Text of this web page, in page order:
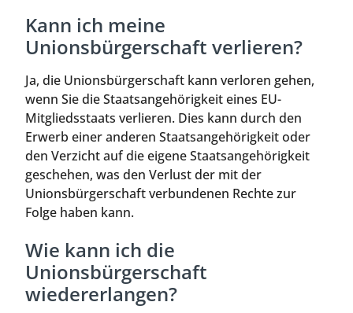
Kann ich meine
Unionsbürgerschaft verlieren?
Ja, die Unionsbürgerschaft kann verloren gehen,
wenn Sie die Staatsangehörigkeit eines EU-
Mitgliedsstaats verlieren. Dies kann durch den
Erwerb einer anderen Staatsangehörigkeit oder
den Verzicht auf die eigene Staatsangehörigkeit
geschehen, was den Verlust der mit der
Unionsbürgerschaft verbundenen Rechte zur
Folge haben kann.
Wie kann ich die
Unionsbürgerschaft
wiedererlangen?